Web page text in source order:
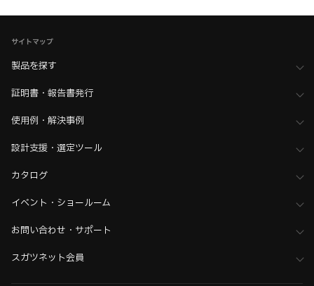
サイトマップ
製品を探す
証明書・報告書発行
使用例・解決事例
設計支援・選定ツール
カタログ
イベント・ショールーム
お問い合わせ・サポート
スガツネット会員